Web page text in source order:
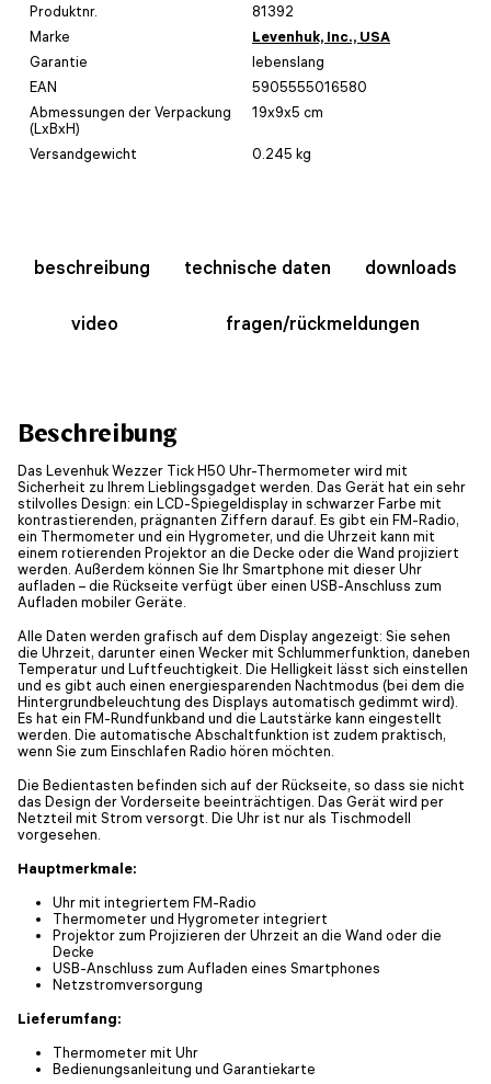
Produktnr.
81392
Marke
Levenhuk, Inc., USA
Garantie
lebenslang
EAN
5905555016580
Abmessungen der Verpackung
(LxBxH)
19x9x5 cm
Versandgewicht 0.245 kg
beschreibung technische daten downloads
video fragen/rückmeldungen
Beschreibung
Das Levenhuk Wezzer Tick H50 Uhr-Thermometer wird mit
Sicherheit zu Ihrem Lieblingsgadget werden. Das Gerät hat ein sehr
stilvolles Design: ein LCD-Spiegeldisplay in schwarzer Farbe mit
kontrastierenden, prägnanten Ziffern darauf. Es gibt ein FM-Radio,
ein Thermometer und ein Hygrometer, und die Uhrzeit kann mit
einem rotierenden Projektor an die Decke oder die Wand projiziert
werden. Außerdem können Sie Ihr Smartphone mit dieser Uhr
aufladen – die Rückseite verfügt über einen USB-Anschluss zum
Aufladen mobiler Geräte.
Alle Daten werden grafisch auf dem Display angezeigt: Sie sehen
die Uhrzeit, darunter einen Wecker mit Schlummerfunktion, daneben
Temperatur und Luftfeuchtigkeit. Die Helligkeit lässt sich einstellen
und es gibt auch einen energiesparenden Nachtmodus (bei dem die
Hintergrundbeleuchtung des Displays automatisch gedimmt wird).
Es hat ein FM-Rundfunkband und die Lautstärke kann eingestellt
werden. Die automatische Abschaltfunktion ist zudem praktisch,
wenn Sie zum Einschlafen Radio hören möchten.
Die Bedientasten befinden sich auf der Rückseite, so dass sie nicht
das Design der Vorderseite beeinträchtigen. Das Gerät wird per
Netzteil mit Strom versorgt. Die Uhr ist nur als Tischmodell
vorgesehen.
Hauptmerkmale:
Uhr mit integriertem FM-Radio
Thermometer und Hygrometer integriert
Projektor zum Projizieren der Uhrzeit an die Wand oder die
Decke
USB-Anschluss zum Aufladen eines Smartphones
Netzstromversorgung
Lieferumfang:
Thermometer mit Uhr
Bedienungsanleitung und Garantiekarte